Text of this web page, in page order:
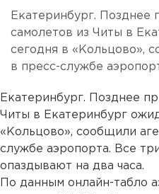
Екатеринбург. Позднее
самолетов из Читы в
сегодня в «Кольцово»,
в пресс-службе
Екатеринбург. Позднее
Читы в Екатеринбург
«Кольцово», сообщили
службе аэропорта. Все
опаздывают на два часа.
По данным онлайн-табло